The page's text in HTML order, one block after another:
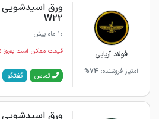
فولاد آریایی
امتیاز فروشنده: 74%
W22
10 ماه پیش
قیمت ممکن است به‌روز
تماس گفتگو